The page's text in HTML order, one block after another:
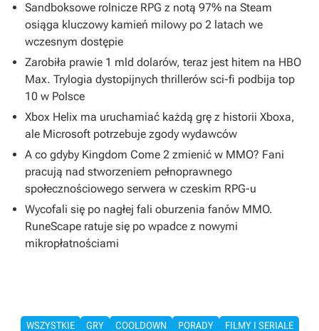
Sandboksowe rolnicze RPG z notą 97% na Steam
osiąga kluczowy kamień milowy po 2 latach we
wczesnym dostępie
Zarobiła prawie 1 mld dolarów, teraz jest hitem na HBO
Max. Trylogia dystopijnych thrillerów sci-fi podbija top
10 w Polsce
Xbox Helix ma uruchamiać każdą grę z historii Xboxa,
ale Microsoft potrzebuje zgody wydawców
A co gdyby Kingdom Come 2 zmienić w MMO? Fani
pracują nad stworzeniem pełnoprawnego
społecznościowego serwera w czeskim RPG-u
Wycofali się po nagłej fali oburzenia fanów MMO.
RuneScape ratuje się po wpadce z nowymi
mikropłatnościami
WSZYSTKIE GRY COOLDOWN PORADY
FILMY I SERIALE